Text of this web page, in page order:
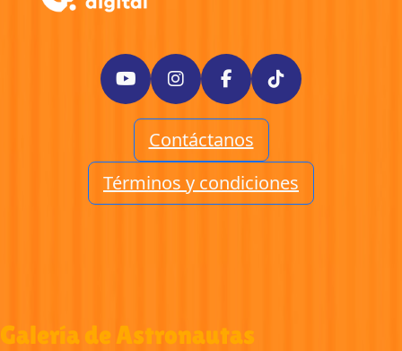
Contáctanos
Términos y condiciones
Galería de Astronautas